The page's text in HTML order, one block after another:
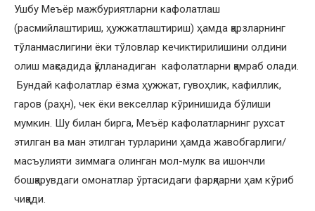
Ушбу Меъёр мажбуриятларни кафолатлаш
(расмийлаштириш, ҳужжатлаштириш) ҳамда қарзларнинг
тўланмаслигини ёки тўловлар кечиктирилишини олдини
олиш мақсадида қўлланадиган кафолатларни қамраб олади.
Бундай кафолатлар ёзма ҳужжат, гувоҳлик, кафиллик,
гаров (раҳн), чек ёки векселлар кўринишида бўлиши
мумкин. Шу билан бирга, Меъёр кафолатларнинг рухсат
этилган ва ман этилган турларини ҳамда жавобгарлиги/
масъулияти зиммага олинган мол-мулк ва ишончли
бошқарувдаги омонатлар ўртасидаги фарқларни ҳам кўриб
чиқади.